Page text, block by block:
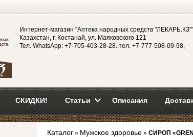
Интернет-магазин "Аптека народных средств "ЛЕКАРЬ.КЗ""
Казахстан, г. Костанай, ул. Маяковского 121
Тел. WhatsApp: +7-705-403-28-28. тел. +7-777-508-09-98,
СКИДКИ! Статьи Описания
Каталог » Мужское здоровье » СИРОП